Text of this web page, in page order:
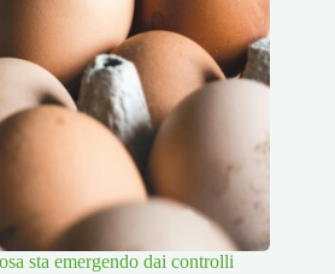
sta emergendo dai controlli